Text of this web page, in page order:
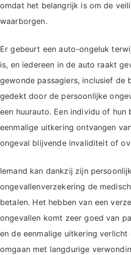
omdat het belangrijk is om de
waarborgen.
Er gebeurt een auto-ongeluk
is, en iedereen in de auto raakt
gewonde passagiers, inclusief de
gedekt door de persoonlijke
een huurauto. Een individu of hun
eenmalige uitkering ontvangen
ongeval blijvende invaliditeit of
Iemand kan dankzij zijn
ongevallenverzekering de
betalen. Het hebben van een
ongevallen komt zeer goed van
en de eenmalige uitkering verlicht
omgaan met langdurige